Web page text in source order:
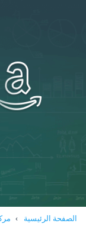
الصفحة الرئيسية